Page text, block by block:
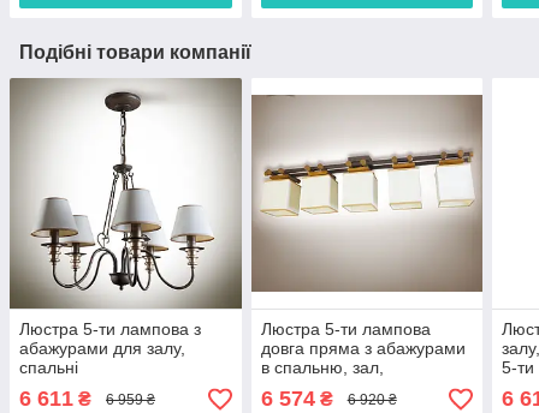
Подібні товари компанії
Люстра 5-ти лампова з
абажурами для залу,
спальні
6 611 ₴ 6 959 ₴
Люстра 5-ти лампова
довга пряма з абажурами
в спальню, зал,
передпокій
6 574₴ 6 920 ₴
5-
6